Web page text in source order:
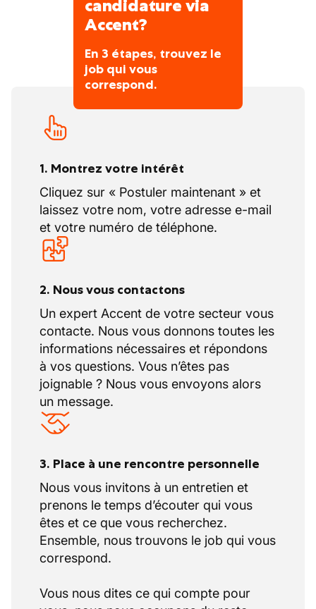
Vos congés
candidature via
Accent?
En 3 étapes, trouvez le
job qui vous
correspond.
1. Montrez votre intérêt
Cliquez sur « Postuler maintenant » et
laissez votre nom, votre adresse e-mail
et votre numéro de téléphone.
2. Nous vous contactons
Un expert Accent de votre secteur vous
contacte. Nous vous donnons toutes les
informations nécessaires et répondons
à vos questions. Vous n’êtes pas
joignable ? Nous vous envoyons alors
un message.
3. Place à une rencontre personnelle
Nous vous invitons à un entretien et
prenons le temps d’écouter qui vous
êtes et ce que vous recherchez.
Ensemble, nous trouvons le job qui vous
correspond.
Vous nous dites ce qui compte pour